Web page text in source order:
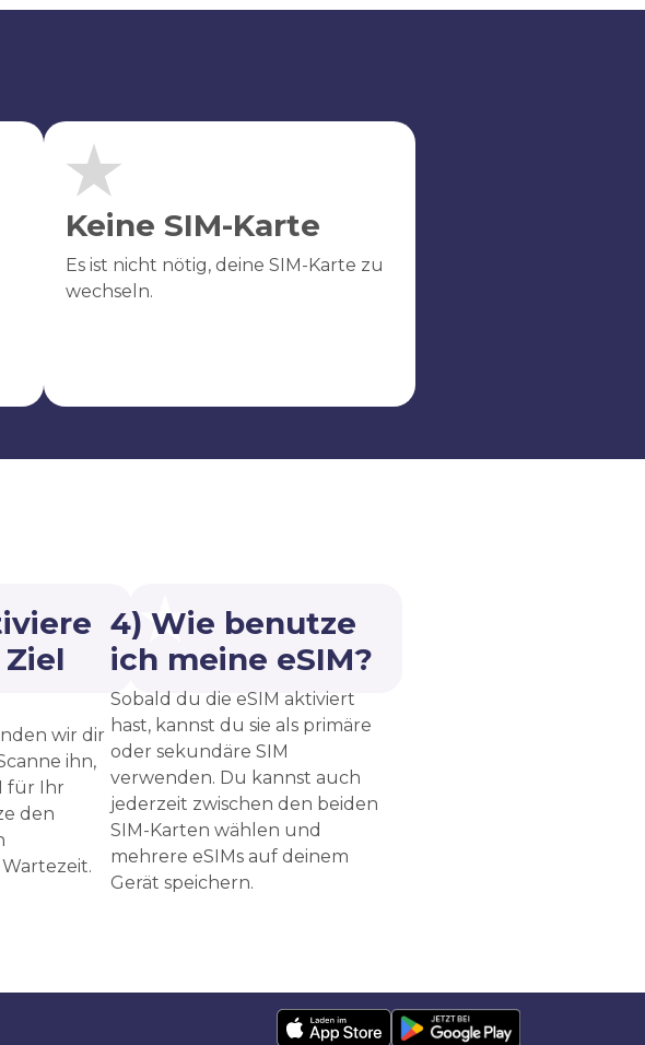
Keine SIM-Karte
Es ist nicht nötig, deine SIM-Karte zu
wechseln.
wir dir
ihn,
für Ihr
den
4) Wie benutze
ich meine eSIM?
Sobald du die eSIM aktiviert
hast, kannst du sie als primäre
oder sekundäre SIM
verwenden. Du kannst auch
jederzeit zwischen den beiden
SIM-Karten wählen und
mehrere eSIMs auf deinem
Gerät speichern.